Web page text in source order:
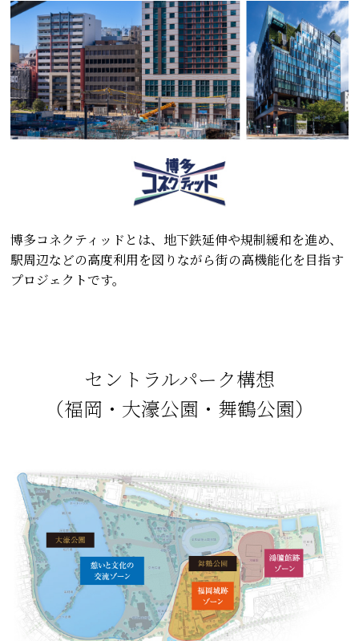
博多コネクティッドとは、地下鉄延伸や規制緩和を進め、
駅周辺などの高度利用を図りながら街の高機能化を目指す
プロジェクトです。
セントラルパーク構想
（福岡・大濠公園・舞鶴公園）